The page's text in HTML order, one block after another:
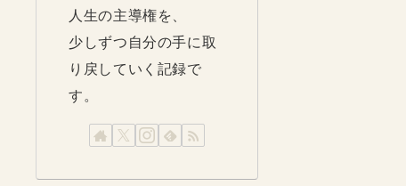
人生の主導権を、
少しずつ自分の手に取
り戻していく記録で
す。